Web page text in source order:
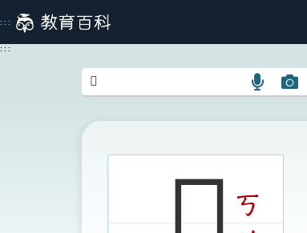
到
主
:::
:::
語
搜
圖
圖
搜
ㄎ